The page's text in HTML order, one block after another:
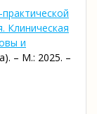
Клиническая
и
– М.: 2025. –